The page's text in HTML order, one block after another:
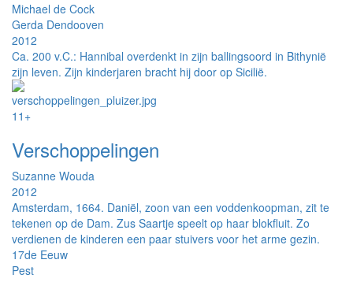
Michael de Cock
Gerda Dendooven
2012
Ca. 200 v.C.: Hannibal overdenkt in zijn ballingsoord in Bithynië
zijn leven. Zijn kinderjaren bracht hij door op Sicilië.
11+
Verschoppelingen
Suzanne Wouda
2012
Amsterdam, 1664. Daniël, zoon van een voddenkoopman, zit te
tekenen op de Dam. Zus Saartje speelt op haar blokfluit. Zo
verdienen de kinderen een paar stuivers voor het arme gezin.
17de Eeuw
Pest